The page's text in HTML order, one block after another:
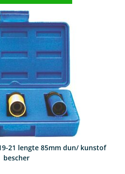
21 lengte 85mm dun/ kunstof
bescher